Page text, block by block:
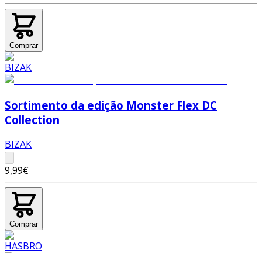
Comprar
Sortimento da edição Monster Flex DC
Collection
BIZAK
9,99€
Comprar